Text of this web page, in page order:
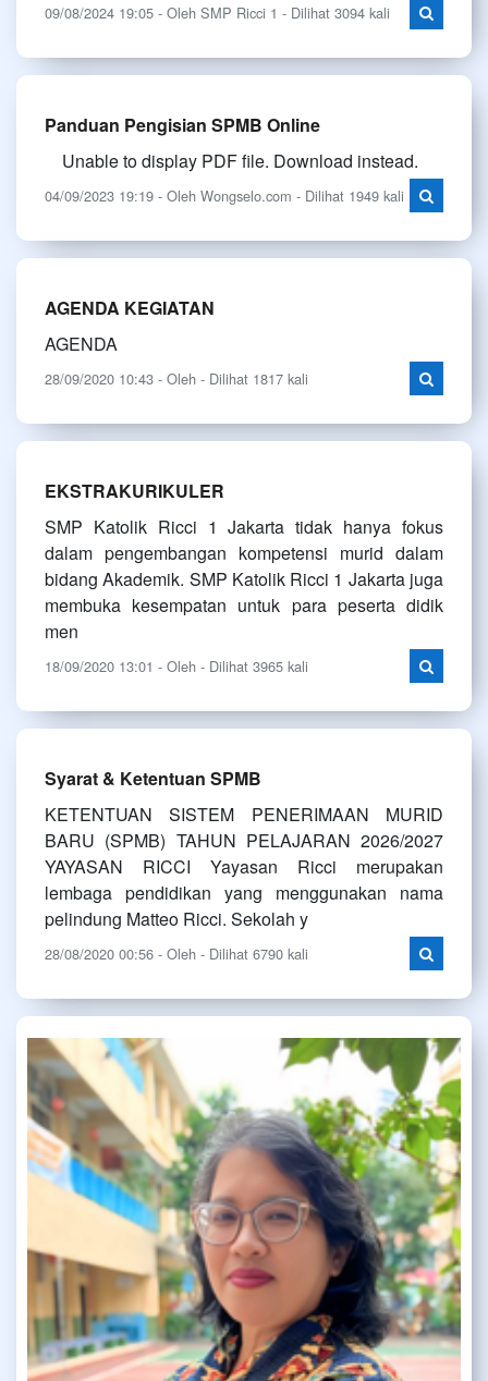
09/08/2024 19:05 - Oleh SMP Ricci 1 - Dilihat 3094 kali
Panduan Pengisian SPMB Online
Unable to display PDF file. Download instead.
04/09/2023 19:19 - Oleh Wongselo.com - Dilihat 1949 kali
AGENDA KEGIATAN
AGENDA
28/09/2020 10:43 - Oleh - Dilihat 1817 kali
EKSTRAKURIKULER
SMP Katolik Ricci 1 Jakarta tidak hanya fokus
dalam pengembangan kompetensi murid dalam
bidang Akademik. SMP Katolik Ricci 1 Jakarta juga
membuka kesempatan untuk para peserta didik
men
18/09/2020 13:01 - Oleh - Dilihat 3965 kali
Syarat & Ketentuan SPMB
KETENTUAN SISTEM PENERIMAAN MURID
BARU (SPMB) TAHUN PELAJARAN 2026/2027
YAYASAN RICCI Yayasan Ricci merupakan
lembaga pendidikan yang menggunakan nama
pelindung Matteo Ricci. Sekolah y
28/08/2020 00:56 - Oleh - Dilihat 6790 kali